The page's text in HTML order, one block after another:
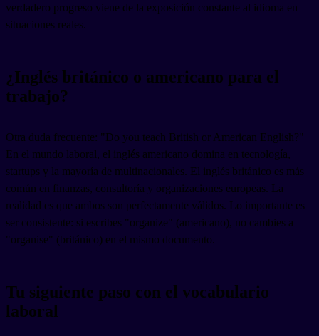
verdadero progreso viene de la exposición constante al idioma en
situaciones reales.
¿Inglés británico o americano para el
trabajo?
Otra duda frecuente: "Do you teach British or American English?"
En el mundo laboral, el inglés americano domina en tecnología,
startups y la mayoría de multinacionales. El inglés británico es más
común en finanzas, consultoría y organizaciones europeas. La
realidad es que ambos son perfectamente válidos. Lo importante es
ser consistente: si escribes "organize" (americano), no cambies a
"organise" (británico) en el mismo documento.
Tu siguiente paso con el vocabulario
laboral